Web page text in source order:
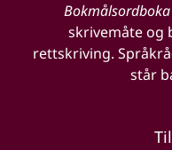
Bokmålsordboka
skrivemåte og
rettskriving.
står